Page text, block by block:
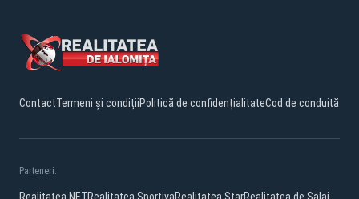
ContactTermeni și condițiiPolitică de confidențialitateCod de conduită
Parteneri: